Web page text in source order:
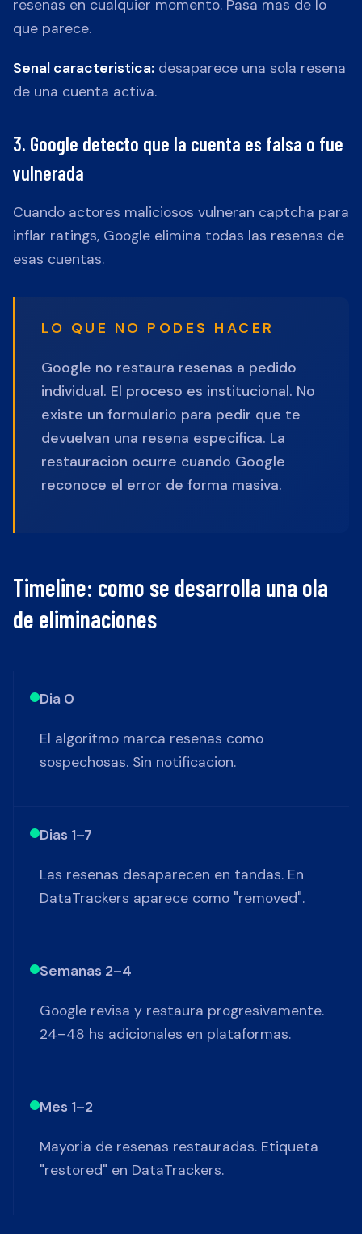
resenas en cualquier momento. Pasa mas de lo
que parece.
Senal caracteristica: desaparece una sola resena
de una cuenta activa.
3. Google detecto que la cuenta es falsa o fue
vulnerada
Cuando actores maliciosos vulneran captcha para
inflar ratings, Google elimina todas las resenas de
esas cuentas.
LO QUE NO PODES HACER
Google no restaura resenas a pedido
individual. El proceso es institucional. No
existe un formulario para pedir que te
devuelvan una resena especifica. La
restauracion ocurre cuando Google
reconoce el error de forma masiva.
Timeline: como se desarrolla una ola
de eliminaciones
Dia 0
El algoritmo marca resenas como
sospechosas. Sin notificacion.
Dias 1–7
Las resenas desaparecen en tandas. En
DataTrackers aparece como "removed".
Semanas 2–4
Google revisa y restaura progresivamente.
24–48 hs adicionales en plataformas.
Mes 1–2
Mayoria de resenas restauradas. Etiqueta
"restored" en DataTrackers.